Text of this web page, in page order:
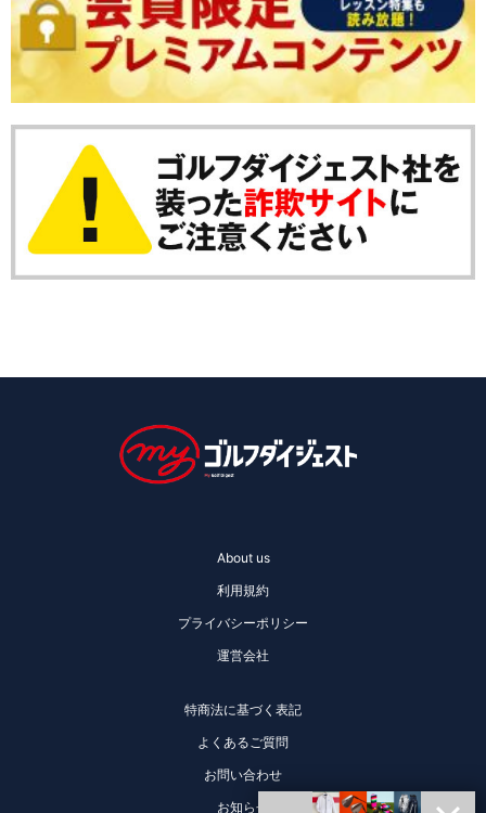
About us
利用規約
プライバシーポリシー
運営会社
特商法に基づく表記
よくあるご質問
お問い合わせ
お知らせ